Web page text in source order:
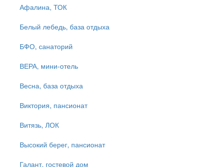
Афалина, ТОК
Белый лебедь, база отдыха
БФО, санаторий
ВЕРА, мини-отель
Весна, база отдыха
Виктория, пансионат
Витязь, ЛОК
Высокий берег, пансионат
Галант, гостевой дом